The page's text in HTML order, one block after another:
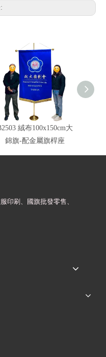
絨布100x150cm大
錦旗-配金屬旗桿座
印刷、
國旗批發零售、